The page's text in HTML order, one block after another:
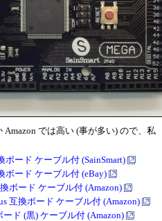
Amazon では高い (事が多い) ので、私
ボード ケーブル付 (SainSmart)
ボード ケーブル付 (eBay)
ボード ケーブル付 (Amazon)
互換ボード ケーブル付 (Amazon)
ド (黒) ケーブル付 (Amazon)